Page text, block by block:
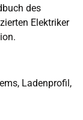
des
Elektriker
Ladenprofil,